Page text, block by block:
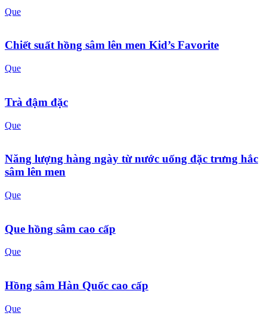
Que
Chiết suất hồng sâm lên men Kid’s Favorite
Que
Trà đậm đặc
Que
Năng lượng hàng ngày từ nước uống đặc trưng hắc
sâm lên men
Que
Que hồng sâm cao cấp
Que
Hồng sâm Hàn Quốc cao cấp
Que